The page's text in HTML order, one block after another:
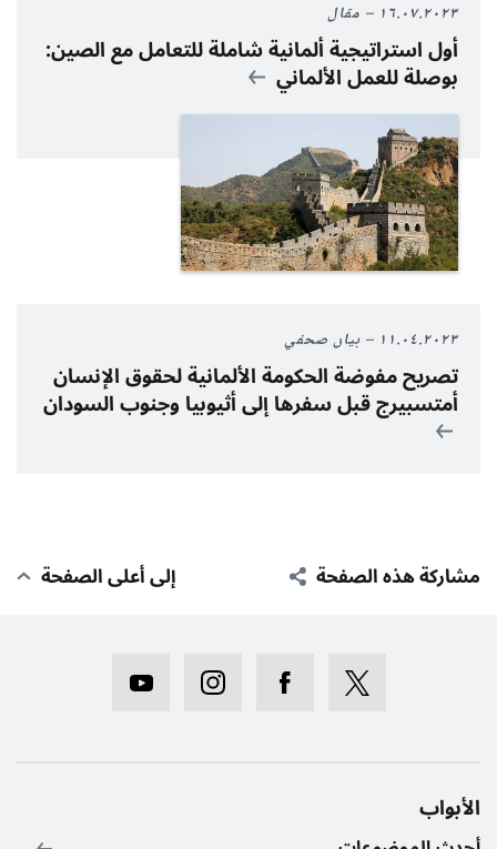
١٦.٠٧.٢٠٢٣ مقال
أول استراتيجية ألمانية شاملة للتعامل مع الصين:
بوصلة للعمل الألماني
١١.٠٤.٢٠٢٣ بيان صحفي
تصريح مفوضة الحكومة الألمانية لحقوق الإنسان
أمتسبيرج قبل سفرها إلى أثيوبيا وجنوب السودان
مشاركة هذه الصفحة إلى أعلى الصفحة
الأبواب